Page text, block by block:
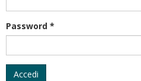
Password *
Accedi